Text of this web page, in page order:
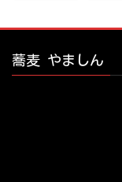
蕎麦 やましん